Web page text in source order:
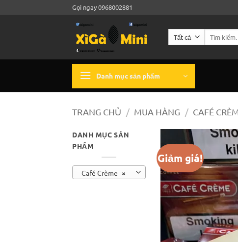
Gọi ngay 0968002881
kiếm:
Danh mục sản phẩm
TRANG CHỦ / MUA HÀNG / CAFÉ
DANH MỤC SẢN
PHẨM
×
Café Crème
Giảm giá!